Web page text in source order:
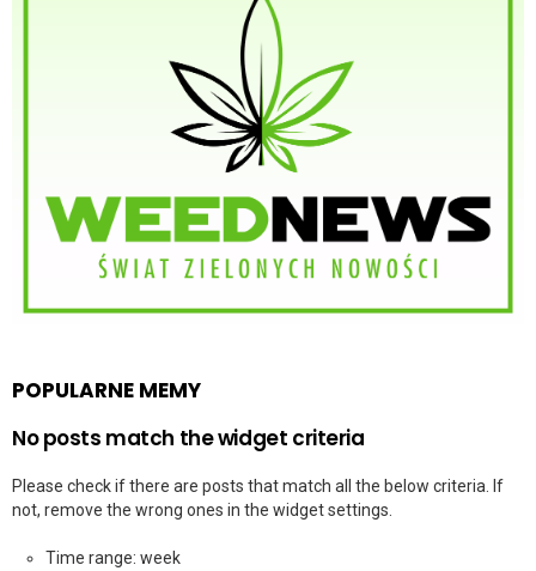
POPULARNE MEMY
No posts match the widget criteria
Please check if there are posts that match all the below criteria. If
not, remove the wrong ones in the widget settings.
Time range: week